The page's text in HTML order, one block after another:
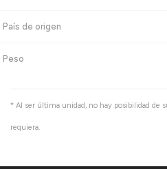
País de origen
Peso
* Al ser última unidad, no hay posibilidad de
requiera.